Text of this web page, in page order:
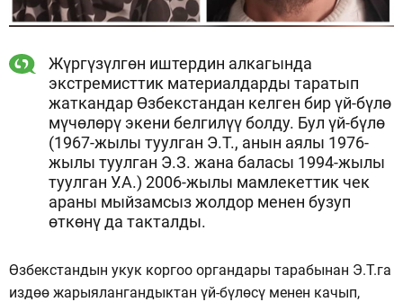
Жүргүзүлгөн иштердин алкагында
экстремисттик материалдарды таратып
жаткандар Өзбекстандан келген бир үй-бүлө
мүчөлөрү экени белгилүү болду. Бул үй-бүлө
(1967-жылы туулган Э.Т., анын аялы 1976-
жылы туулган Э.З. жана баласы 1994-жылы
туулган У.А.) 2006-жылы мамлекеттик чек
араны мыйзамсыз жолдор менен бузуп
өткөнү да такталды.
Өзбекстандын укук коргоо органдары тарабынан Э.Т.га
издөө жарыялангандыктан үй-бүлөсү менен качып,